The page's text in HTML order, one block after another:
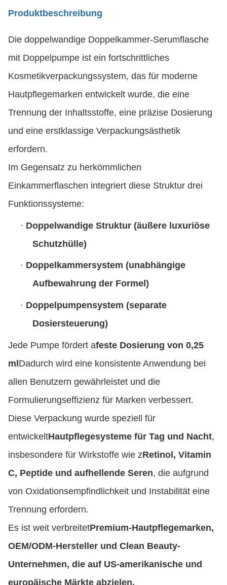
Produktbeschreibung
Die doppelwandige Doppelkammer-Serumflasche
mit Doppelpumpe ist ein fortschrittliches
Kosmetikverpackungssystem, das für moderne
Hautpflegemarken entwickelt wurde, die eine
Trennung der Inhaltsstoffe, eine präzise Dosierung
und eine erstklassige Verpackungsästhetik
erfordern.
Im Gegensatz zu herkömmlichen
Einkammerflaschen integriert diese Struktur drei
Funktionssysteme:
· Doppelwandige Struktur (äußere luxuriöse
Schutzhülle)
· Doppelkammersystem (unabhängige
Aufbewahrung der Formel)
· Doppelpumpensystem (separate
Dosiersteuerung)
Jede Pumpe fördert afeste Dosierung von 0,25
mlDadurch wird eine konsistente Anwendung bei
allen Benutzern gewährleistet und die
Formulierungseffizienz für Marken verbessert.
Diese Verpackung wurde speziell für
entwickeltHautpflegesysteme für Tag und Nacht,
insbesondere für Wirkstoffe wie zRetinol, Vitamin
C, Peptide und aufhellende Seren, die aufgrund
von Oxidationsempfindlichkeit und Instabilität eine
Trennung erfordern.
Es ist weit verbreitetPremium-Hautpflegemarken,
OEM/ODM-Hersteller und Clean Beauty-
Unternehmen, die auf US-amerikanische und
europäische Märkte abzielen.